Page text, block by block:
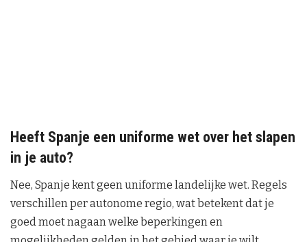
Heeft Spanje een uniforme wet over het slapen
in je auto?
Nee, Spanje kent geen uniforme landelijke wet. Regels
verschillen per autonome regio, wat betekent dat je
goed moet nagaan welke beperkingen en